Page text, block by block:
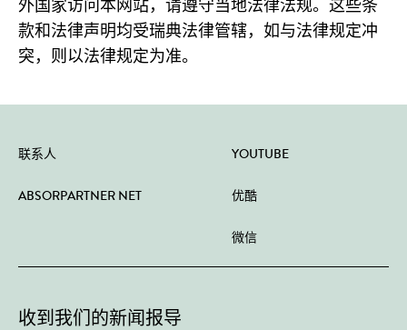
外国家访问本网站，请遵守当地法律法规。这些条
款和法律声明均受瑞典法律管辖，如与法律规定冲
突，则以法律规定为准。
联系人
ABSORPARTNER NET
YOUTUBE
优酷
微信
收到我们的新闻报导